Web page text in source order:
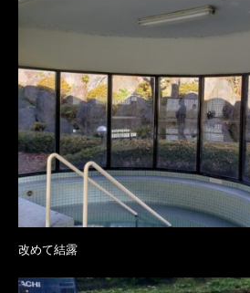
改めて結露